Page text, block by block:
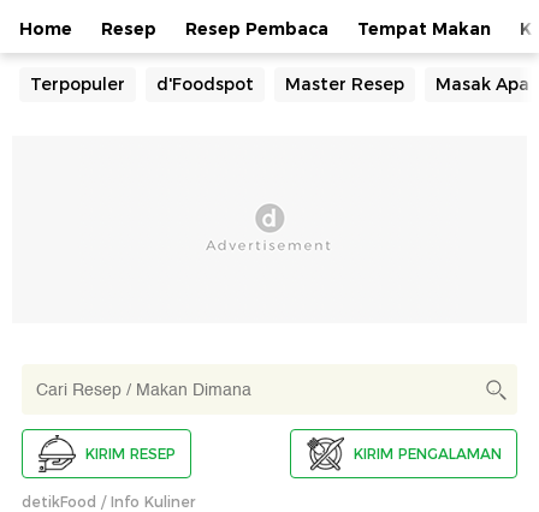
Home Resep Resep Pembaca Tempat Makan
Terpopuler d'Foodspot Master Resep Masak Apa
KIRIM RESEP KIRIM PENGALAMAN
detikFood Info Kuliner